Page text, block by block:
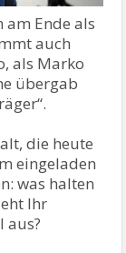
Ende als
auch
als Marko
übergab
die heute
eingeladen
was halten
Ihr
aus?